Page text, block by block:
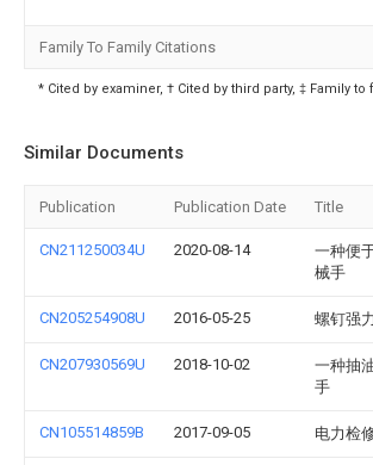
Family To Family Citations
* Cited by examiner, † Cited by third party, ‡ Family
Similar Documents
Publication Publication Date Title
CN211250034U 2020-08-14
一种便
械手
CN205254908U 2016-05-25 螺钉强
CN207930569U 2018-10-02
一种抽
手
CN105514859B 2017-09-05 电力检